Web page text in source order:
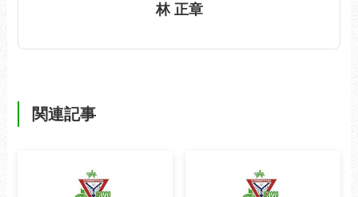
林 正章
関連記事